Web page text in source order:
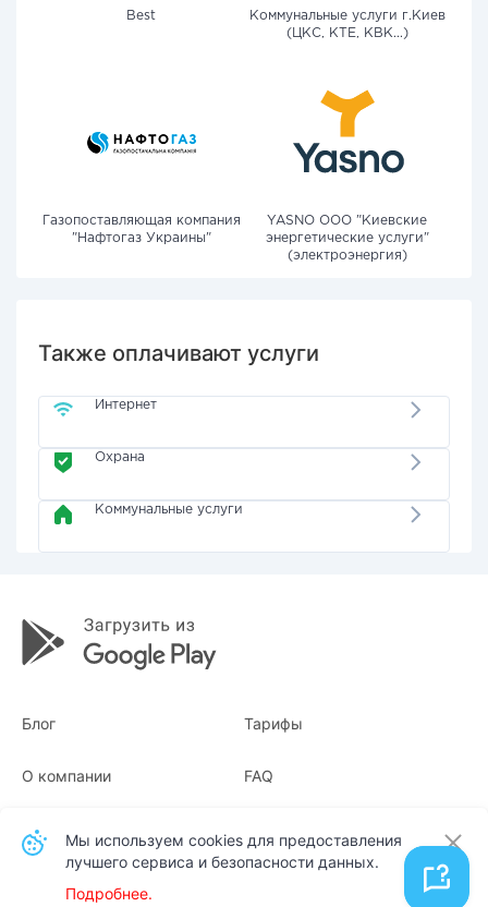
Best
Коммунальные услуги г.Киев
(ЦКС, КТЕ, КВК...)
Газопоставляющая компания
"Нафтогаз Украины"
YASNO OOO "Киевские
энергетические услуги"
(электроэнергия)
Также оплачивают услуги
Интернет
Охрана
Коммунальные услуги
Блог Тарифы
О компании
Квитанции
FAQ
Мы используем cookies для предоставления
лучшего сервиса и безопасности данных.
Подробнее.